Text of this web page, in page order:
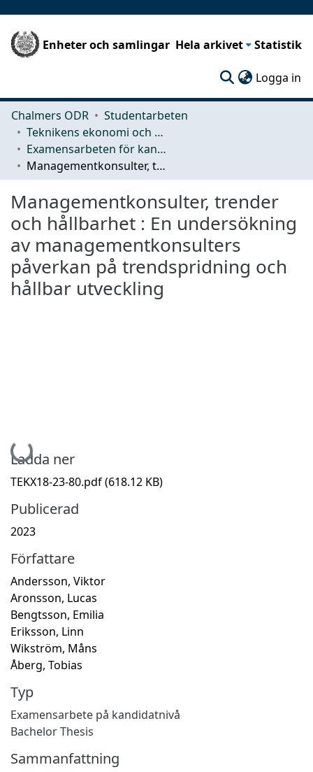
Enheter och samlingar Hela arkivet Statistik
Logga in
Chalmers ODR
Studentarbeten
Teknikens ekonomi och organisation
Examensarbeten för kandidatexamen
Managementkonsulter, trender och hållbarhet : En undersökning av managementkonsulters påverkan på trendspridning och hållbar utveckling
Managementkonsulter, trender
och hållbarhet : En undersökning
av managementkonsulters
påverkan på trendspridning och
hållbar utveckling
Hämtar...
Ladda ner
TEKX18-23-80.pdf(618.12 KB)
Publicerad
2023
Författare
Andersson, Viktor
Aronsson, Lucas
Bengtsson, Emilia
Eriksson, Linn
Wikström, Måns
Åberg, Tobias
Typ
Examensarbete på kandidatnivå
Bachelor Thesis
Sammanfattning